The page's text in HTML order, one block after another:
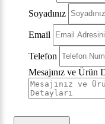
Soyadınız
Email
Telefon
Mesajınız ve Ürün